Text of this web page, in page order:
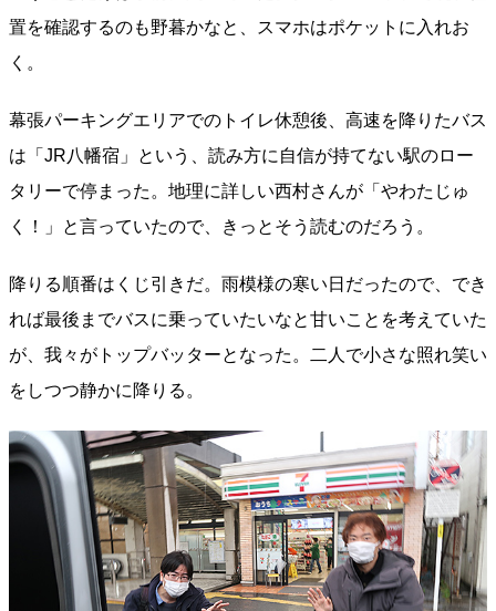
置を確認するのも野暮かなと、スマホはポケットに入れお
く。
幕張パーキングエリアでのトイレ休憩後、高速を降りたバス
は「JR八幡宿」という、読み方に自信が持てない駅のロー
タリーで停まった。地理に詳しい西村さんが「やわたじゅ
く！」と言っていたので、きっとそう読むのだろう。
降りる順番はくじ引きだ。雨模様の寒い日だったので、でき
れば最後までバスに乗っていたいなと甘いことを考えていた
が、我々がトップバッターとなった。二人で小さな照れ笑い
をしつつ静かに降りる。